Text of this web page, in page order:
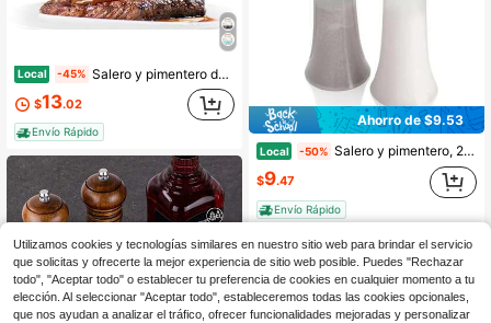
Local -45% Salero y pimentero de color azul verdoso con orificio de vertido ajustable, 4 oz | Salero de vidrio con tapas de acero inoxidable para el hogar, restaurantes, ideal para sal del Himalaya
$13.02
Envío Rápido
Ahorro de $9.53
Local -50% Salero y pimentero, 2 unidades/set Salero y pimentero de plástico grande con tapa, botella de condimentos a prueba de humedad para cocina del hogar y restaurante
$9.47
Envío Rápido
Utilizamos cookies y tecnologías similares en nuestro sitio web para brindar el servicio
que solicitas y ofrecerte la mejor experiencia de sitio web posible. Puedes "Rechazar
todo", "Aceptar todo" o establecer tu preferencia de cookies en cualquier momento a tu
elección. Al seleccionar "Aceptar todo", estableceremos todas las cookies opcionales,
que nos ayudan a analizar el tráfico, ofrecer funcionalidades mejoradas y personalizar